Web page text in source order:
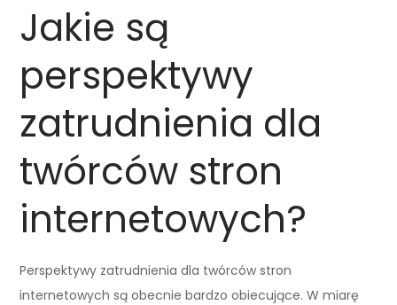
Jakie są
perspektywy
zatrudnienia dla
twórców stron
internetowych?
Perspektywy zatrudnienia dla twórców stron
internetowych są obecnie bardzo obiecujące. W miarę